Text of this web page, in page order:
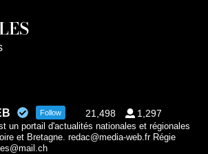
Follow 21,498 1,297
un portail d'actualités nationales et régionales
et Bretagne. redac@media-web.fr Régie